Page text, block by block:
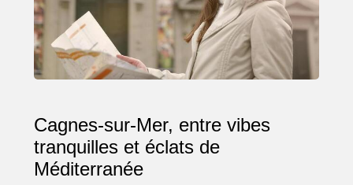
Cagnes-sur-Mer, entre vibes
tranquilles et éclats de
Méditerranée